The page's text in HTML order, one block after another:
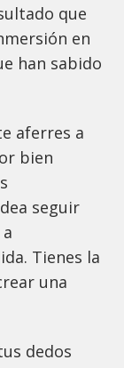
que
en
han sabido
aferres a
bien
seguir
Tienes la
una
dedos